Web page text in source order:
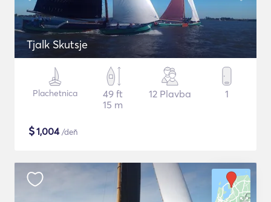
Tjalk Skutsje
Plachetnica
49 ft
15 m
12 Plavba 1
$1,004/deň